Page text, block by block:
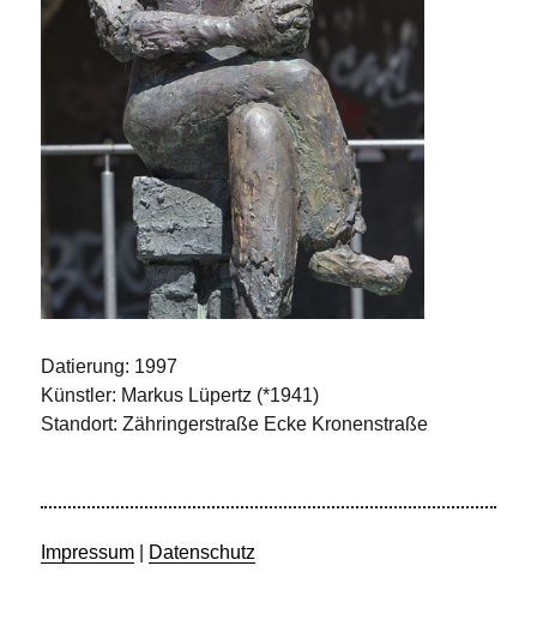
Datierung: 1997
Künstler: Markus Lüpertz (*1941)
Standort: Zähringerstraße Ecke Kronenstraße
Impressum Datenschutz